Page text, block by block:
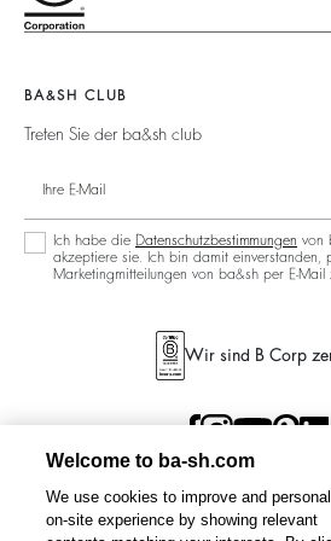
Rückenfrei
Nachhaltigkeit
BA&SH CLUB
Treten Sie der ba&sh club
Ich habe die Datenschutzbestimmungen von
akzeptiere sie. Ich bin damit einverstanden,
Marketingmitteilungen von ba&sh per E-Mail
Wir sind B Corp
Welcome to ba-sh.com
We use cookies to improve and
on-site experience by showing relevant